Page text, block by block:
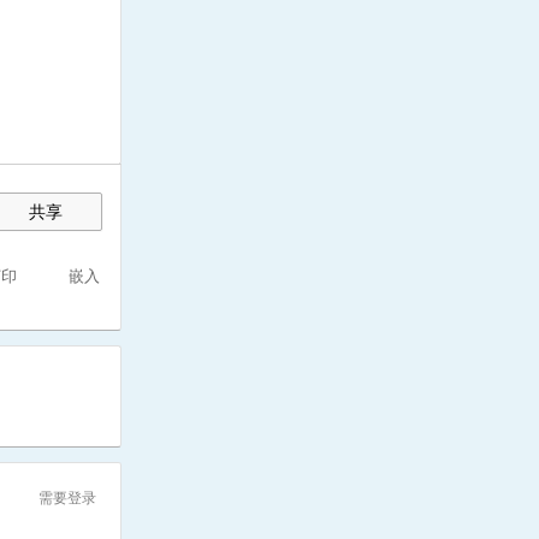
共享
嵌入
需要登录